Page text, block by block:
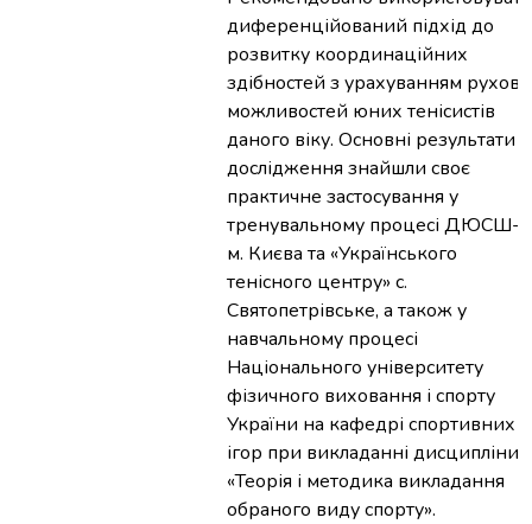
диференційований підхід до
розвитку координаційних
здібностей з урахуванням
можливостей юних тенісистів
даного віку. Основні результати
дослідження знайшли своє
практичне застосування у
тренувальному процесі ДЮСШ-1
м. Києва та «Українського
тенісного центру» с.
Святопетрівське, а також у
навчальному процесі
Національного університету
фізичного виховання і спорту
України на кафедрі спортивних
ігор при викладанні дисципліни
«Теорія і методика викладання
обраного виду спорту».